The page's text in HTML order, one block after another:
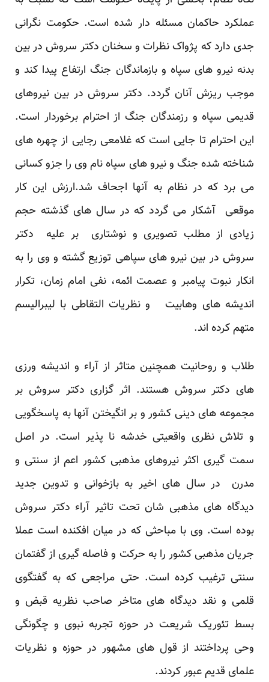
عملکرد حاکمان مسئله دار شده است. حکومت نگرانی
جدی دارد که پژواک نظرات و سخنان دکتر سروش در بین
بدنه نیرو های سپاه و بازماندگان جنگ ارتفاع پیدا کند و
موجب ریزش آنان گردد. دکتر سروش در بین نیروهای
قدیمی سپاه و رزمندگان جنگ از احترام برخوردار است.
این احترام تا جایی است که غلامعی رجایی از چهره های
شناخته شده جنگ و نیرو های سپاه نام وی را جزو کسانی
می برد که در نظام به آنها اجحاف شد.ارزش این کار
موقعی آشکار می گردد که در سال های گذشته حجم
زیادی از مطلب تصویری و نوشتاری بر علیه دکتر
سروش در بین نیرو های سپاهی توزیع گشته و وی را به
انکار نبوت پیامبر و عصمت ائمه، نفی امام زمان، تکرار
اندیشه های وهابیت و نظریات التقاطی با لیبرالیسم
متهم کرده اند.
طلاب و روحانیت همچنین متاثر از آراء و اندیشه ورزی
های دکتر سروش هستند. اثر گزاری دکتر سروش بر
مجموعه های دینی کشور و بر انگیختن آنها به پاسخگویی
و تلاش نظری واقعیتی خدشه نا پذیر است. در اصل
سمت گیری اکثر نیروهای مذهبی کشور اعم از سنتی و
مدرن در سال های اخیر به بازخوانی و تدوین جدید
دیدگاه های مذهبی شان تحت تاثیر آراء دکتر سروش
بوده است. وی با مباحثی که در میان افکنده است عملا
جریان مذهبی کشور را به حرکت و فاصله گیری از گفتمان
سنتی ترغیب کرده است. حتی مراجعی که به گفتگوی
قلمی و نقد دیدگاه های متاخر صاحب نظریه قبض و
بسط تئوریک شریعت در حوزه تجربه نبوی و چگونگی
وحی پرداختند از قول های مشهور در حوزه و نظریات
علمای قدیم عبور کردند.